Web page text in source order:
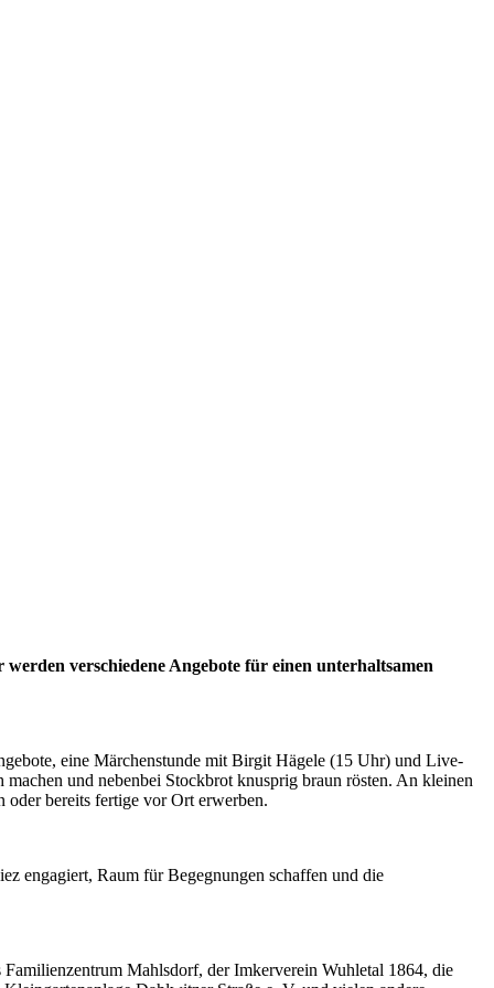
verschiedene Angebote für einen unterhaltsamen
eine Märchenstunde mit Birgit Hägele (15 Uhr) und Live-
und nebenbei Stockbrot knusprig braun rösten. An kleinen
oder bereits fertige vor Ort erwerben.
engagiert, Raum für Begegnungen schaffen und die
Mahlsdorf, der Imkerverein Wuhletal 1864, die